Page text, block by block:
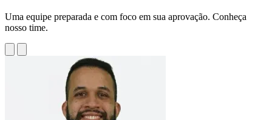
Uma equipe preparada e com foco em sua aprovação. Conheça
nosso time.